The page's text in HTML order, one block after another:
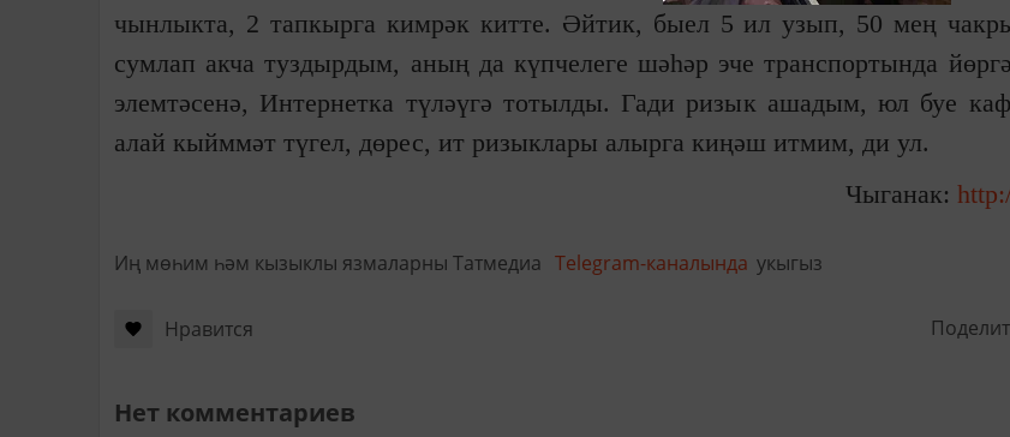
чынлыкта, 2 тапкырга кимрәк китте. Әйтик, быел 5 ил узып, 50 мең
сумлап акча туздырдым, аның да күпчелеге шәһәр эче транспортында
элемтәсенә, Интернетка түләүгә тотылды. Гади ризык ашадым, юл буе
алай кыйммәт түгел, дөрес, ит ризыклары алырга киңәш итмим, ди ул.
Чыганак:
Иң мөһим һәм кызыклы язмаларны Татмедиа Telegram-каналында укыгыз
Нравится
Нет комментариев